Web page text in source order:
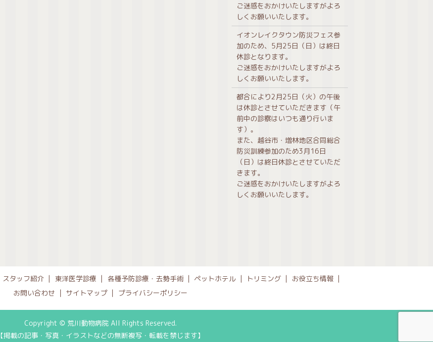
ご迷惑をおかけいたしますがよろ
しくお願いいたします。
イオンレイクタウン防災フェス参
加のため、5月25日（日）は終日
休診となります。
ご迷惑をおかけいたしますがよろ
しくお願いいたします。
都合により2月25日（火）の午後
は休診とさせていただきます（午
前中の診察はいつも通り行いま
す）。
また、越谷市・増林地区合同総合
防災訓練参加のため3月16日
（日）は終日休診とさせていただ
きます。
ご迷惑をおかけいたしますがよろ
しくお願いいたします。
スタッフ紹介 東洋医学診療 各種予防診療・去勢手術 ペットホテル トリミング
お役立ち情報
お問い合わせ
サイトマップ プライバシーポリシー
Copyright © 荒川動物病院 All Rights Reserved.
【掲載の記事・写真・イラストなどの無断複写・転載を禁じます】